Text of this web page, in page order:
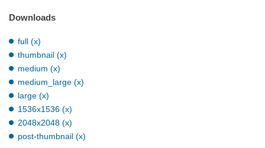
Downloads
full (x)
thumbnail (x)
medium (x)
medium_large (x)
large (x)
1536x1536 (x)
2048x2048 (x)
post-thumbnail (x)